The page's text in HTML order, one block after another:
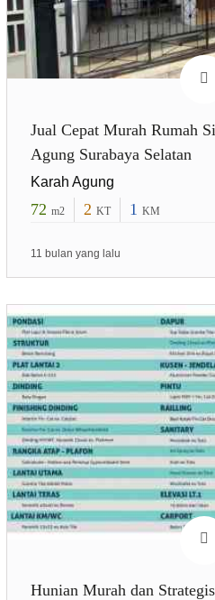
Jual Cepat Murah Rumah
Agung Surabaya Selatan
Karah Agung
72 m2 2 KT 1 KM
11 bulan yang lalu
Hunian Murah dan